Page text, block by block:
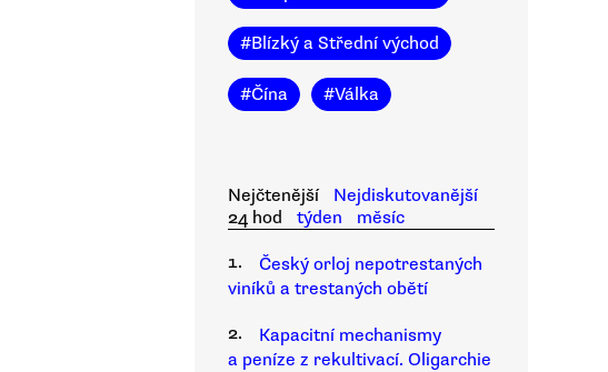
#Blízký a Střední východ
#Čína #Válka
Nejčtenější
Nejdiskutovanější
24 hod
týden
měsíc
1.
Český orloj nepotrestaných
viníků a trestaných obětí
2.
Kapacitní mechanismy
a peníze z rekultivací. Oligarchie